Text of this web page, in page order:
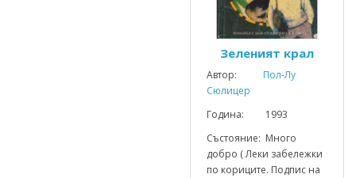
Зеленият крал
Автор:
Пол-Лу
Сюлицер
Година: 1993
Състояние: Много
добро ( Леки забележки
по кориците. Подпис на